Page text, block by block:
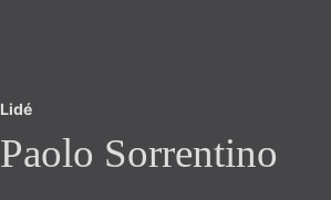
Lidé
Paolo Sorrentino